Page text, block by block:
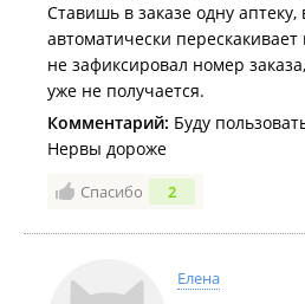
Ставишь в заказе одну аптеку,
автоматически
не зафиксировал номер
уже не получается.
Комментарий: Буду
Нервы дороже
Спасибо 2
Елена